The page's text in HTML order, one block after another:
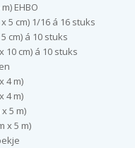
EHBO
5 cm) 1/16 á 16 stuks
cm) á 10 stuks
10 cm) á 10 stuks
4 m)
4 m)
5 m)
x 5 m)